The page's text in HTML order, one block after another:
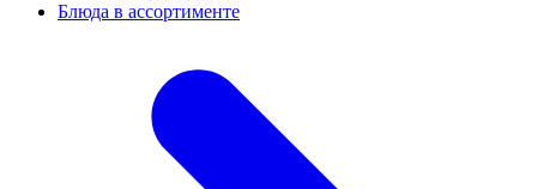
Блюда в ассортименте